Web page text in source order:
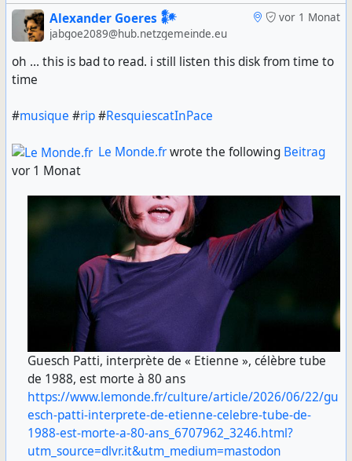
vor 1 Monat
Alexander Goeres 𒀯
jabgoe2089@hub.netzgemeinde.eu
oh ... this is bad to read. i still listen this disk from time to
time
#musique #rip#ResquiescatInPace
Le Monde.frwrote the following Beitrag
vor 1 Monat
Guesch Patti, interprète de « Etienne », célèbre tube
de 1988, est morte à 80 ans
https://www.lemonde.fr/culture/article/2026/06/22/gu
esch-patti-interprete-de-etienne-celebre-tube-de-
1988-est-morte-a-80-ans_6707962_3246.html?
utm_source=dlvr.it&utm_medium=mastodon